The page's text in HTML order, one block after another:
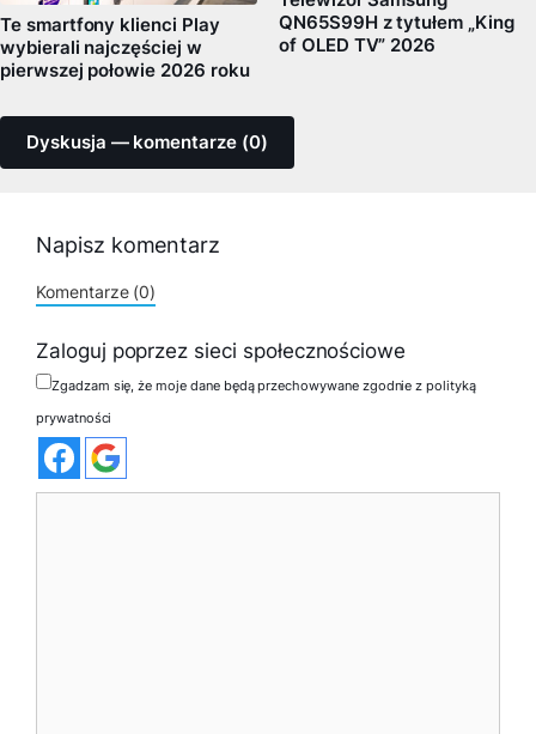
Te smartfony klienci Play
wybierali najczęściej w
pierwszej połowie 2026 roku
QN65S99H z tytułem „King
of OLED TV” 2026
Dyskusja — komentarze (0)
Napisz komentarz
Komentarze (0)
Zaloguj poprzez sieci społecznościowe
Zgadzam się, że moje dane będą przechowywane zgodnie z polityką
prywatności